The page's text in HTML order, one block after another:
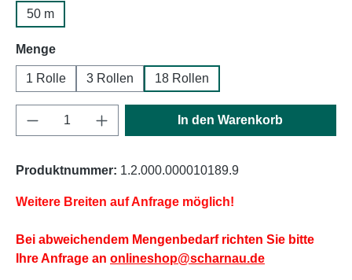
50 m
Mengeauswählen
1 Rolle 3 Rollen 18 Rollen
Produkt Anzahl: Gib den gewünschten
In den Warenkorb
Produktnummer: 1.2.000.000010189.9
Weitere Breiten auf Anfrage möglich!
Bei abweichendem Mengenbedarf richten Sie bitte
Ihre Anfrage an onlineshop@scharnau.de